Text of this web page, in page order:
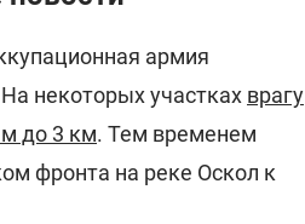
армия
некоторых участках врагу
м до 3 км. Тем временем
фронта на реке Оскол к